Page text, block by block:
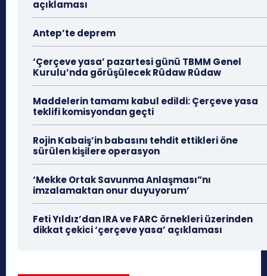
açıklaması
Antep’te deprem
‘Çerçeve yasa’ pazartesi günü TBMM Genel
Kurulu’nda görüşülecek Rûdaw Rûdaw
Maddelerin tamamı kabul edildi: Çerçeve yasa
teklifi komisyondan geçti
Rojin Kabaiş’in babasını tehdit ettikleri öne
sürülen kişilere operasyon
‘Mekke Ortak Savunma Anlaşması”nı
imzalamaktan onur duyuyorum’
Feti Yıldız’dan IRA ve FARC örnekleri üzerinden
dikkat çekici ‘çerçeve yasa’ açıklaması